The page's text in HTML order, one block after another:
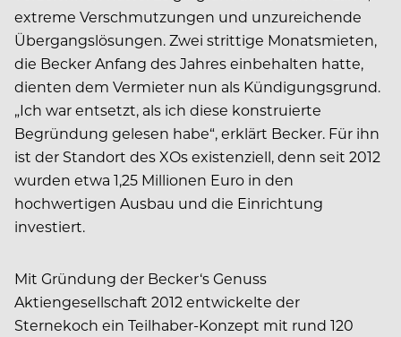
extreme Verschmutzungen und unzureichende
Übergangslösungen. Zwei strittige Monatsmieten,
die Becker Anfang des Jahres einbehalten hatte,
dienten dem Vermieter nun als Kündigungsgrund.
„Ich war entsetzt, als ich diese konstruierte
Begründung gelesen habe“, erklärt Becker. Für ihn
ist der Standort des XOs existenziell, denn seit 2012
wurden etwa 1,25 Millionen Euro in den
hochwertigen Ausbau und die Einrichtung
investiert.
Mit Gründung der Becker‘s Genuss
Aktiengesellschaft 2012 entwickelte der
Sternekoch ein Teilhaber-Konzept mit rund 120